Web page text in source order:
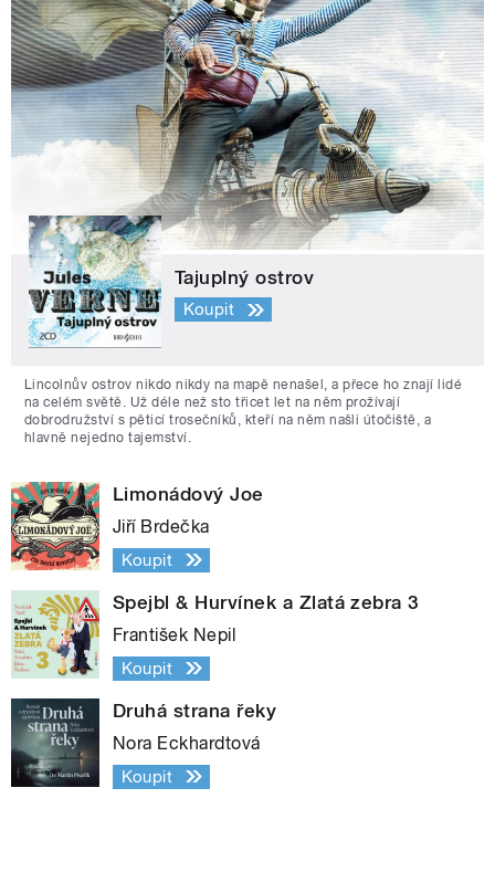
Tajuplný ostrov
Koupit
Lincolnův ostrov nikdo nikdy na mapě nenašel, a přece ho znají lidé
na celém světě. Už déle než sto třicet let na něm prožívají
dobrodružství s pěticí trosečníků, kteří na něm našli útočiště, a
hlavně nejedno tajemství.
Limonádový Joe
Jiří Brdečka
Koupit
Spejbl & Hurvínek a Zlatá zebra 3
František Nepil
Koupit
Druhá strana řeky
Nora Eckhardtová
Koupit